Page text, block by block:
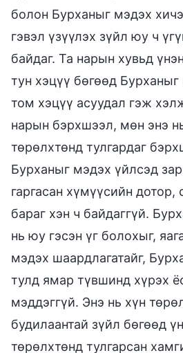
болон Бурханыг мэдэх
гэвэл үзүүлэх зүйл юу ч
байдаг. Та нарын хувьд
тун хэцүү бөгөөд
том хэцүү асуудал гэж
нарын бэрхшээл, мөн энэ
төрөлхтөнд тулгардаг
Бурханыг мэдэх үйлсэд
гаргасан хүмүүсийн дотор,
бараг хэн ч байдаггүй.
нь юу гэсэн үг болохыг,
мэдэх шаардлагатайг,
тулд ямар түвшинд хүрэх
мэддэггүй. Энэ нь хүн
будилаантай зүйл бөгөөд
төрөлхтөнд тулгарсан